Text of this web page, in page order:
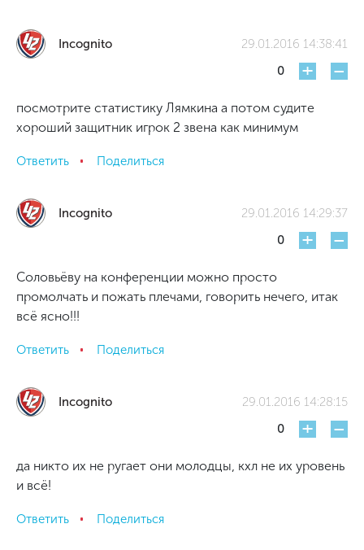
Incognito
29.01.2016 14:38:41
0
+ -
посмотрите статистику Лямкина а потом судите
хороший защитник игрок 2 звена как минимум
Ответить Поделиться
Incognito
29.01.2016 14:29:37
0
+ -
Соловьёву на конференции можно просто
промолчать и пожать плечами, говорить нечего, итак
всё ясно!!!
Ответить Поделиться
Incognito
29.01.2016 14:28:15
0
+ -
да никто их не ругает они молодцы, кхл не их уровень
и всё!
Ответить Поделиться